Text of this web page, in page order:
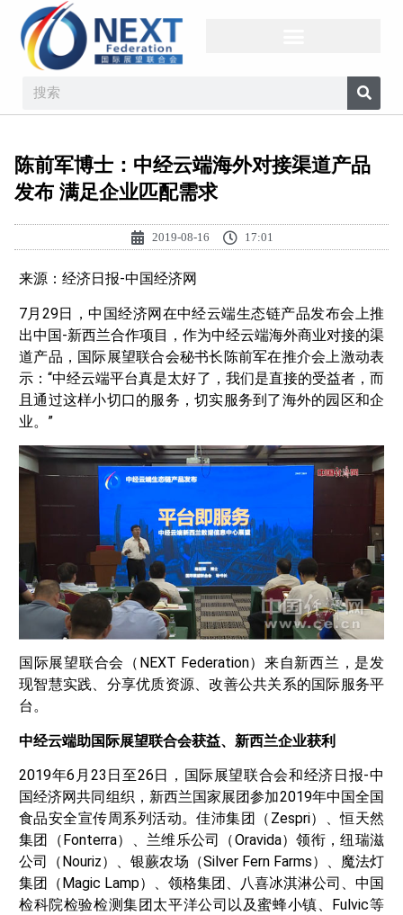
陈前军博士：中经云端海外对接渠道产品
发布 满足企业匹配需求
2019-08-16 17:01
来源：经济日报-中国经济网
7月29日，中国经济网在中经云端生态链产品发布会上推
出中国-新西兰合作项目，作为中经云端海外商业对接的渠
道产品，国际展望联合会秘书长陈前军在推介会上激动表
示：“中经云端平台真是太好了，我们是直接的受益者，而
且通过这样小切口的服务，切实服务到了海外的园区和企
业。”
国际展望联合会（NEXT Federation）来自新西兰，是发
现智慧实践、分享优质资源、改善公共关系的国际服务平
台。
中经云端助国际展望联合会获益、新西兰企业获利
2019年6月23日至26日，国际展望联合会和经济日报-中
国经济网共同组织，新西兰国家展团参加2019年中国全国
食品安全宣传周系列活动。佳沛集团（Zespri）、恒天然
集团（Fonterra）、兰维乐公司（Oravida）领衔，纽瑞滋
公司（Nouriz）、银蕨农场（Silver Fern Farms）、魔法灯
集团（Magic Lamp）、领格集团、八喜冰淇淋公司、中国
检科院检验检测集团太平洋公司以及蜜蜂小镇、Fulvic等